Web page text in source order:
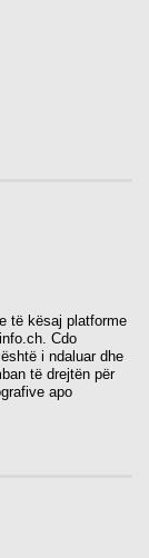
të kësaj platforme
Cdo
i ndaluar dhe
të drejtën për
apo